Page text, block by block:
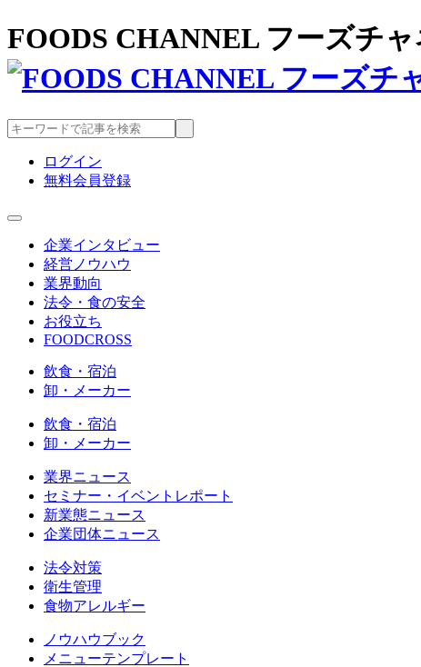
FOODS CHANNEL フーズチ
ログイン
無料会員登録
企業インタビュー
経営ノウハウ
業界動向
法令・食の安全
お役立ち
FOODCROSS
飲食・宿泊
卸・メーカー
飲食・宿泊
卸・メーカー
業界ニュース
セミナー・イベントレポート
新業態ニュース
企業団体ニュース
法令対策
衛生管理
食物アレルギー
ノウハウブック
メニューテンプレート